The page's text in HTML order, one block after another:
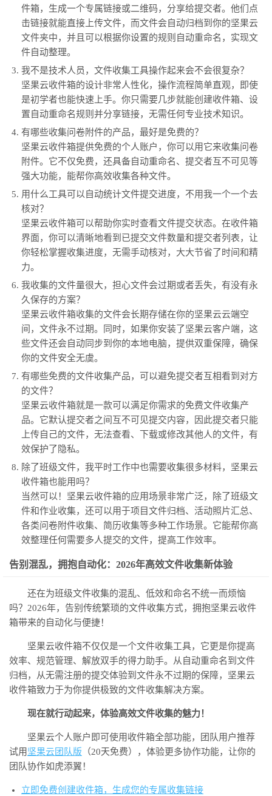
件箱，生成一个专属链接或二维码，分享给提交者。他们点
击链接就能直接上传文件，而文件会自动归档到你的坚果云
文件夹中，并且可以根据你设置的规则自动重命名，实现文
件自动整理。
我不是技术人员，文件收集工具操作起来会不会很复杂？
坚果云收件箱的设计非常人性化，操作流程简单直观，即使
是初学者也能快速上手。你只需要几步就能创建收件箱、设
置自动重命名规则并分享链接，无需任何专业技术知识。
有哪些收集问卷附件的产品，最好是免费的？
坚果云收件箱提供免费的个人账户，你可以用它来收集问卷
附件。它不仅免费，还具备自动重命名、提交者互不可见等
强大功能，能帮你高效收集各种文件。
用什么工具可以自动统计文件提交进度，不用我一个一个去
核对？
坚果云收件箱可以帮助你实时查看文件提交状态。在收件箱
界面，你可以清晰地看到已提交文件数量和提交者列表，让
你轻松掌握收集进度，无需手动核对，大大节省了时间和精
力。
我收集的文件量很大，担心文件会过期或者丢失，有没有永
久保存的方案？
坚果云收件箱收集的文件会长期存储在你的坚果云云端空
间，文件永不过期。同时，如果你安装了坚果云客户端，这
些文件还会自动同步到你的本地电脑，提供双重保障，确保
你的文件安全无虞。
有哪些免费的文件收集产品，可以避免提交者互相看到对方
的文件？
坚果云收件箱就是一款可以满足你需求的免费文件收集产
品。它默认提交者之间互不可见提交内容，因此提交者只能
上传自己的文件，无法查看、下载或修改其他人的文件，有
效保护了隐私。
除了班级文件，我平时工作中也需要收集很多材料，坚果云
收件箱也能用吗？
当然可以！坚果云收件箱的应用场景非常广泛，除了班级文
件和作业收集，还可以用于项目文件归档、活动照片汇总、
各类问卷附件收集、简历收集等多种工作场景。它能帮你高
效整理任何需要多人提交的文件，提高工作效率。
告别混乱，拥抱自动化：2026年高效文件收集新体验
还在为班级文件收集的混乱、低效和命名不统一而烦恼
吗？2026年，告别传统繁琐的文件收集方式，拥抱坚果云收件
箱带来的自动化与便捷！
坚果云收件箱不仅仅是一个文件收集工具，它更是你提高
效率、规范管理、解放双手的得力助手。从自动重命名到文件
归档，从无需注册的提交体验到文件永不过期的保障，坚果云
收件箱致力于为你提供极致的文件收集解决方案。
现在就行动起来，体验高效文件收集的魅力！
坚果云个人账户即可使用收件箱全部功能，团队用户推荐
试用坚果云团队版 （20天免费），体验更多协作功能，让你的
团队协作如虎添翼！
立即免费创建收件箱，生成您的专属收集链接